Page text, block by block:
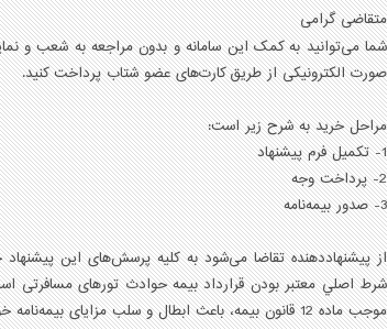
متقاضی گرامی
شما می‌توانيد به کمک اين سامانه و بدون مراجعه به شعب و
صورت الکترونيکی از طریق کارت‌های عضو شتاب پرداخت کنيد.
مراحل خرید به شرح زیر است:
1- تکمیل فرم پیشنهاد
2- پرداخت وجه
3- صدور بیمه‌نامه
از پيشنهاددهنده تقاضا می‌شود‌ به كليه پرسش‌های اين
شرط اصلي معتبر بودن قرارداد بيمه حوادث تورهای مسافرتی
موجب ماده 12 قانون بيمه، باعث ابطال و سلب مزايای بيمه‌نامه خواهد شد.